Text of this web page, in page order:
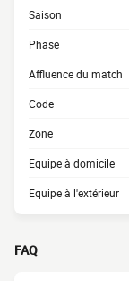
Saison
Phase
Affluence du match
Code
Zone
Equipe à domicile
Equipe à l'extérieur
FAQ